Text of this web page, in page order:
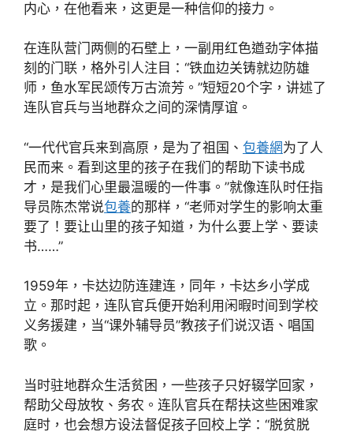
内心，在他看来，这更是一种信仰的接力。
在连队营门两侧的石壁上，一副用红色遒劲字体描
刻的门联，格外引人注目：“铁血边关铸就边防雄
师，鱼水军民颂传万古流芳。”短短20个字，讲述了
连队官兵与当地群众之间的深情厚谊。
“一代代官兵来到高原，是为了祖国、 包養網为了人
民而来。看到这里的孩子在我们的帮助下读书成
才，是我们心里最温暖的一件事。”就像连队时任指
导员陈杰常说包養的那样，“老师对学生的影响太重
要了！要让山里的孩子知道，为什么要上学、要读
书……”
1959年，卡达边防连建连，同年，卡达乡小学成
立。那时起，连队官兵便开始利用闲暇时间到学校
义务援建，当“课外辅导员”教孩子们说汉语、唱国
歌。
当时驻地群众生活贫困，一些孩子只好辍学回家，
帮助父母放牧、务农。连队官兵在帮扶这些困难家
庭时，也会想方设法督促孩子回校上学：“脱贫脱